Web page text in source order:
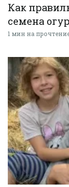
Как
семена
1 мин на